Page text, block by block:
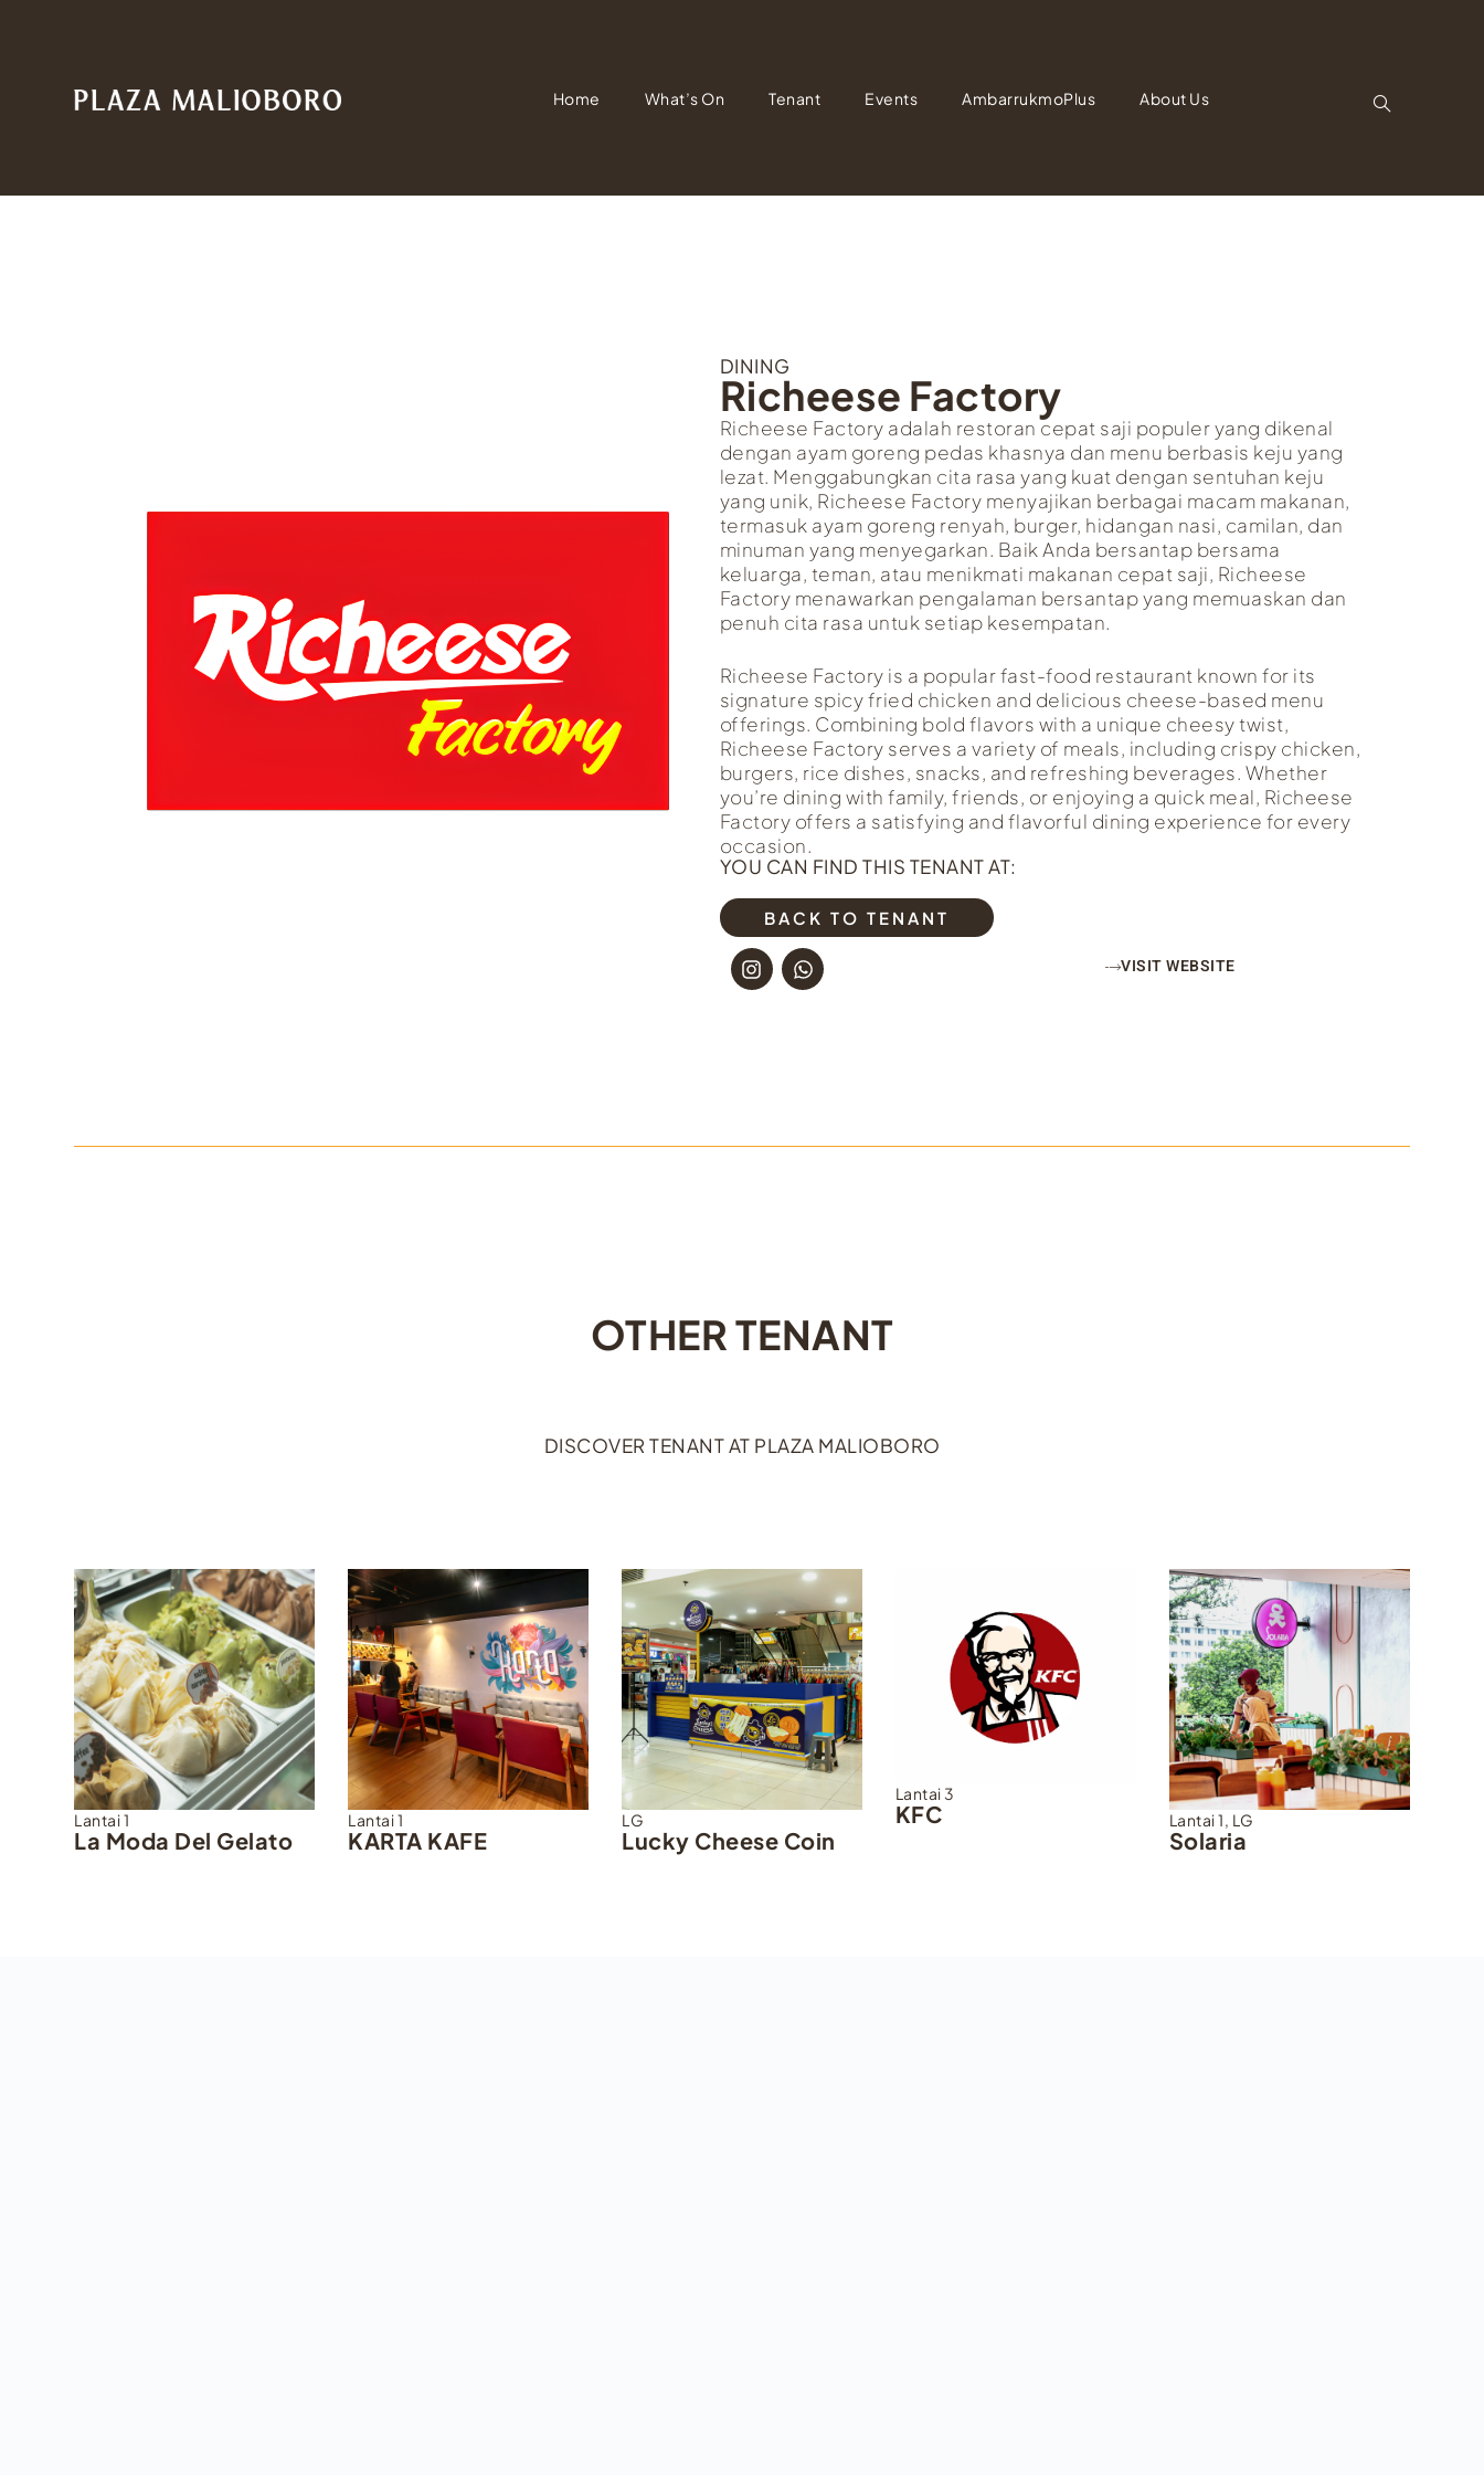
Home What’s On Tenant Events AmbarrukmoPlus About Us
DINING
Richeese Factory
Richeese Factory adalah restoran cepat saji populer yang dikenal
dengan ayam goreng pedas khasnya dan menu berbasis keju yang
lezat. Menggabungkan cita rasa yang kuat dengan sentuhan keju
yang unik, Richeese Factory menyajikan berbagai macam makanan,
termasuk ayam goreng renyah, burger, hidangan nasi, camilan, dan
minuman yang menyegarkan. Baik Anda bersantap bersama
keluarga, teman, atau menikmati makanan cepat saji, Richeese
Factory menawarkan pengalaman bersantap yang memuaskan dan
penuh cita rasa untuk setiap kesempatan.
Richeese Factory is a popular fast-food restaurant known for its
signature spicy fried chicken and delicious cheese-based menu
offerings. Combining bold flavors with a unique cheesy twist,
Richeese Factory serves a variety of meals, including crispy chicken,
burgers, rice dishes, snacks, and refreshing beverages. Whether
you’re dining with family, friends, or enjoying a quick meal, Richeese
Factory offers a satisfying and flavorful dining experience for every
occasion.
YOU CAN FIND THIS TENANT AT:
BACK TO TENANT
VISIT WEBSITE
OTHER TENANT
DISCOVER TENANT AT PLAZA MALIOBORO
Lantai 1
La Moda Del Gelato
Lantai 1
KARTA KAFE
LG
Lucky Cheese Coin
Lantai 3
KFC Lantai 1, LG
Solaria